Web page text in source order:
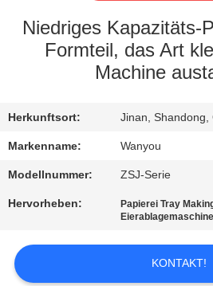
FABRIK
TOUR
KONTAKT
NACHRICHTEN
ALLE
FÄLLE
Niedriges Kapazitäts-
Formteil, das Art
Machine
Herkunftsort: Jinan, Shandong,
Markenname: Wanyou
Modellnummer: ZSJ-Serie
Hervorheben: Papierei Tray
Eierablagemaschine
KONTAKT!